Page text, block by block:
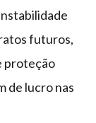
futuros,
proteção
de lucro nas